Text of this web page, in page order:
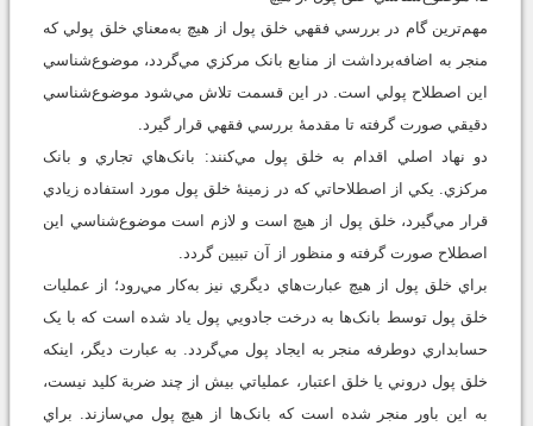
مهم‌ترين گام در بررسي فقهي خلق پول از هيچ به‌معناي خلق پولي که
منجر به اضافه‌برداشت از منابع بانک مرکزي مي‌گردد، موضوع‌شناسي
اين اصطلاح پولي است. در اين قسمت تلاش مي‌شود موضوع‌شناسي
دقيقي صورت گرفته تا مقدمۀ بررسي فقهي قرار گيرد.
دو نهاد اصلي اقدام به خلق پول مي‌کنند: بانک‌هاي تجاري و بانک
مرکزي. يکي از اصطلاحاتي که در زمينۀ خلق پول مورد استفاده زيادي
قرار مي‌گيرد، خلق پول از هيچ است و لازم است موضوع‌شناسي اين
اصطلاح صورت گرفته و منظور از آن تبيين گردد.
براي خلق پول از هيچ عبارت‌هاي ديگري نيز به‌کار مي‌رود؛ از عمليات
خلق پول توسط بانک‌ها به درخت جادويي پول ياد شده است که با يک
حسابداري دوطرفه منجر به ايجاد پول مي‌گردد. به عبارت ديگر، اينکه
خلق پول دروني يا خلق اعتبار، عملياتي بيش از چند ضربة کليد نيست،
به اين باور منجر شده است که بانک‌ها از هيچ پول مي‌سازند. براي